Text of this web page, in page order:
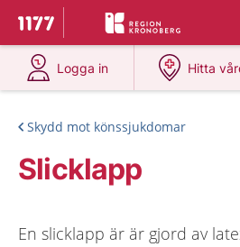
Till startsidan för 1177
Du har valt region
Logga in
på 1177.se
Hitta
på
Skydd mot könssjukdomar
Slicklapp
En slicklapp är är gjord av